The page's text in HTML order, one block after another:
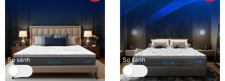
So sánh So sánh